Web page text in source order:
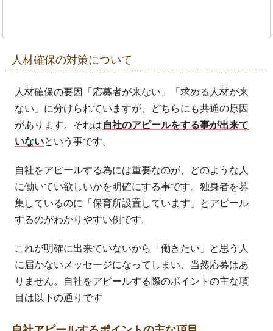
人材確保の対策について
人材確保の要因「応募者が来ない」「求める人材が来
ない」に分けられていますが、どちらにも共通の原因
があります。それは自社のアピールをする事が出来て
いないという事です。
自社をアピールする為には重要なのが、どのような人
に働いてい欲しいかを明確にする事です。独身者を募
集しているのに「保育所設置しています」とアピール
するのがわかりやすい例です。
これが明確に出来ていないから「働きたい」と思う人
に届かないメッセージになってしまい、当然応募はあ
りません。自社をアピールする際のポイントの主な項
目は以下の通りです